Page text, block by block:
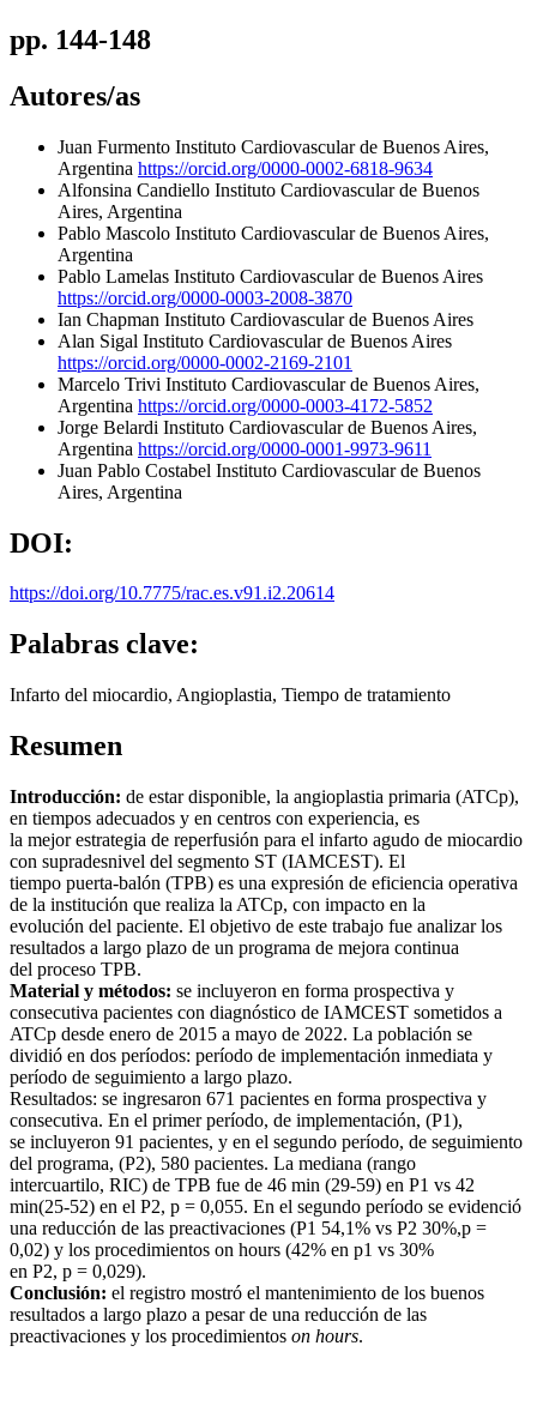
pp. 144-148
Autores/as
Juan Furmento Instituto Cardiovascular de Buenos Aires,
Argentina https://orcid.org/0000-0002-6818-9634
Alfonsina Candiello Instituto Cardiovascular de Buenos
Aires, Argentina
Pablo Mascolo Instituto Cardiovascular de Buenos Aires,
Argentina
Pablo Lamelas Instituto Cardiovascular de Buenos Aires
https://orcid.org/0000-0003-2008-3870
Ian Chapman Instituto Cardiovascular de Buenos Aires
Alan Sigal Instituto Cardiovascular de Buenos Aires
https://orcid.org/0000-0002-2169-2101
Marcelo Trivi Instituto Cardiovascular de Buenos Aires,
Argentina https://orcid.org/0000-0003-4172-5852
Jorge Belardi Instituto Cardiovascular de Buenos Aires,
Argentina https://orcid.org/0000-0001-9973-9611
Juan Pablo Costabel Instituto Cardiovascular de Buenos
Aires, Argentina
DOI:
https://doi.org/10.7775/rac.es.v91.i2.20614
Palabras clave:
Infarto del miocardio, Angioplastia, Tiempo de tratamiento
Resumen
Introducción: de estar disponible, la angioplastia primaria (ATCp),
en tiempos adecuados y en centros con experiencia, es
la mejor estrategia de reperfusión para el infarto agudo de miocardio
con supradesnivel del segmento ST (IAMCEST). El
tiempo puerta-balón (TPB) es una expresión de eficiencia operativa
de la institución que realiza la ATCp, con impacto en la
evolución del paciente. El objetivo de este trabajo fue analizar los
resultados a largo plazo de un programa de mejora continua
del proceso TPB.
Material y métodos: se incluyeron en forma prospectiva y
consecutiva pacientes con diagnóstico de IAMCEST sometidos a
ATCp desde enero de 2015 a mayo de 2022. La población se
dividió en dos períodos: período de implementación inmediata y
período de seguimiento a largo plazo.
Resultados: se ingresaron 671 pacientes en forma prospectiva y
consecutiva. En el primer período, de implementación, (P1),
se incluyeron 91 pacientes, y en el segundo período, de seguimiento
del programa, (P2), 580 pacientes. La mediana (rango
intercuartilo, RIC) de TPB fue de 46 min (29-59) en P1 vs 42
min(25-52) en el P2, p = 0,055. En el segundo período se evidenció
una reducción de las preactivaciones (P1 54,1% vs P2 30%,p =
0,02) y los procedimientos on hours (42% en p1 vs 30%
en P2, p = 0,029).
Conclusión: el registro mostró el mantenimiento de los buenos
resultados a largo plazo a pesar de una reducción de las
preactivaciones y los procedimientos on hours.